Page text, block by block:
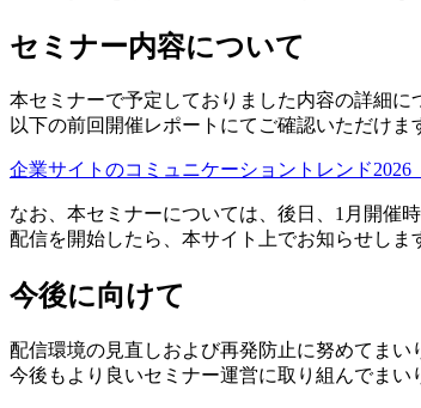
セミナー内容について
本セミナーで予定しておりました内容の詳細に
以下の前回開催レポートにてご確認いただけま
企業サイトのコミュニケーショントレンド2026
なお、本セミナーについては、後日、1月開催
配信を開始したら、本サイト上でお知らせしま
今後に向けて
配信環境の見直しおよび再発防止に努めてまい
今後もより良いセミナー運営に取り組んでまい